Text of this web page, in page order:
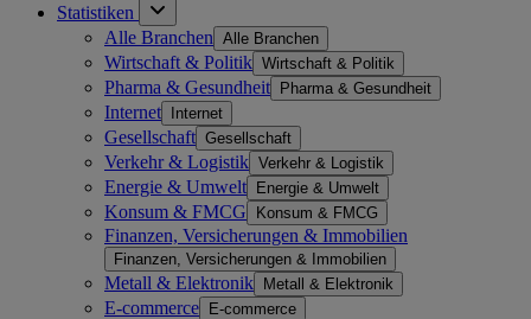
Statistiken
Alle Branchen Alle Branchen
Wirtschaft & Politik Wirtschaft & Politik
Pharma & Gesundheit Pharma & Gesundheit
Internet Internet
Gesellschaft Gesellschaft
Verkehr & Logistik Verkehr & Logistik
Energie & Umwelt Energie & Umwelt
Konsum & FMCG Konsum & FMCG
Finanzen, Versicherungen & Immobilien
Finanzen, Versicherungen & Immobilien
Metall & Elektronik Metall & Elektronik
E-commerce E-commerce